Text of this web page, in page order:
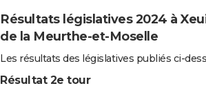
Résultats législatives 2024 à
de la Meurthe-et-Moselle
Les résultats des législatives publiés ci-
Résultat 2e tour